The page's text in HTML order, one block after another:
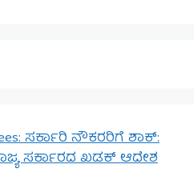
ಸರ್ಕಾರಿ ನೌಕರರಿಗೆ ಶಾಕ್:
ಸರ್ಕಾರದ ಖಡಕ್ ಆದೇಶ